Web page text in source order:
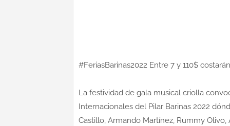
#FeriasBarinas2022 Entre 7 y 110$
La festividad de gala musical criolla
Internacionales del Pilar Barinas 2022
Castillo, Armando Martínez, Rummy